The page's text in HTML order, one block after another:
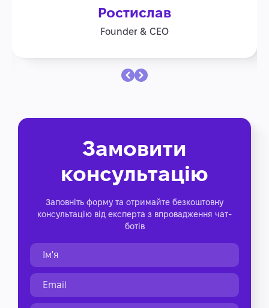
Ростислав
Founder & CEO
Замовити
консультацію
Заповніть форму та отримайте безкоштовну
консультацію від експерта з впровадження чат-
ботів